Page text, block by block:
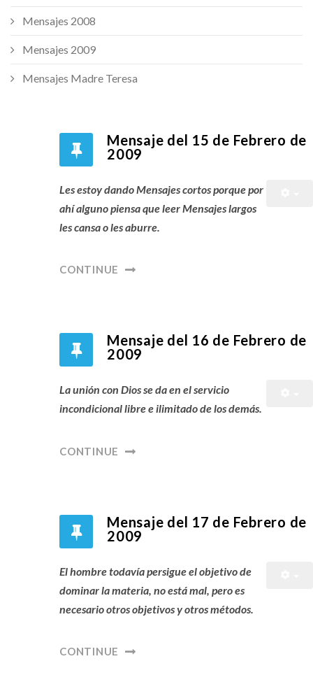
Mensajes 2008
Mensajes 2009
Mensajes Madre Teresa
Mensaje del 15 de Febrero de
2009
Les estoy dando Mensajes cortos porque por
ahí alguno piensa que leer Mensajes largos
les cansa o les aburre.
CONTINUE
Mensaje del 16 de Febrero de
2009
La unión con Dios se da en el servicio
incondicional libre e ilimitado de los demás.
CONTINUE
Mensaje del 17 de Febrero de
2009
El hombre todavía persigue el objetivo de
dominar la materia, no está mal, pero es
necesario otros objetivos y otros métodos.
CONTINUE